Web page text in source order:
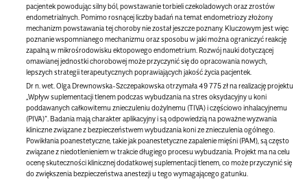
pacjentek powodując silny ból, powstawanie torbieli czekoladowych oraz zrostów
endometrialnych. Pomimo rosnącej liczby badań na temat endometriozy złożony
mechanizm powstawania tej choroby nie został jeszcze poznany. Kluczowym jest więc
poznanie wspomnianego mechanizmu oraz sposobu w jaki można ograniczyć reakcję
zapalną w mikrośrodowisku ektopowego endometrium. Rozwój nauki dotyczącej
omawianej jednostki chorobowej może przyczynić się do opracowania nowych,
lepszych strategii terapeutycznych poprawiających jakość życia pacjentek.
Dr n. wet. Olga Drewnowska-Szczepakowska otrzymała 49 775 zł na realizację projektu
„Wpływ suplementacji tlenem podczas wybudzania na stres oksydacyjny u koni
poddawanych całkowitemu znieczuleniu dożylnemu (TIVA) i częściowo inhalacyjnemu
(PIVA)”. Badania mają charakter aplikacyjny i są odpowiedzią na poważne wyzwania
kliniczne związane z bezpieczeństwem wybudzania koni ze znieczulenia ogólnego.
Powikłania poanestetyczne, takie jak poanestetyczne zapalenie mięśni (PAM), są często
związane z niedotlenieniem w trakcie długiego procesu wybudzania. Projekt ma na celu
ocenę skuteczności klinicznej dodatkowej suplementacji tlenem, co może przyczynić się
do zwiększenia bezpieczeństwa anestezji u tego wymagającego gatunku.